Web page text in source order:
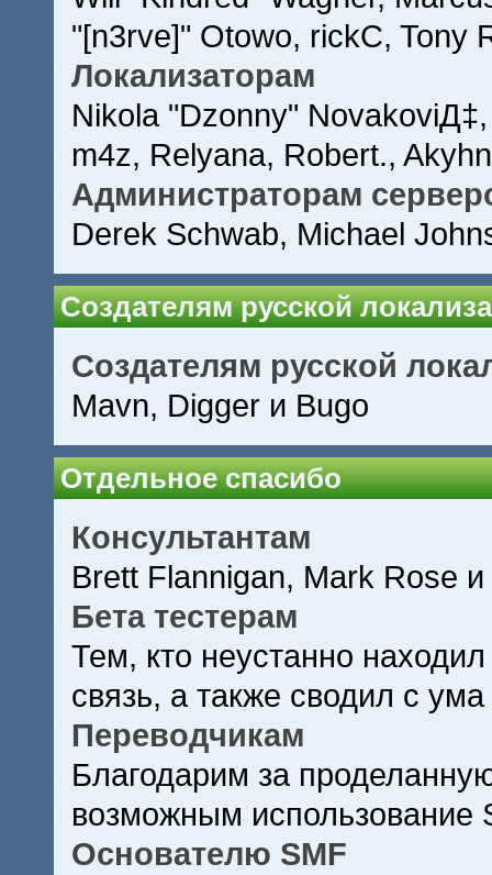
"[n3rve]" Otowo, rickC, Tony
Локализаторам
Nikola "Dzonny"
m4z, Relyana, Robert.,
Администраторам
Derek Schwab, Michael
Создателям русской
Создателям русской
Mavn, Digger и Bugo
Отдельное спасибо
Консультантам
Brett Flannigan, Mark Rose
Бета тестерам
Тем, кто неустанно
связь, а также сводил с ума
Переводчикам
Благодарим за
возможным использование
Основателю SMF